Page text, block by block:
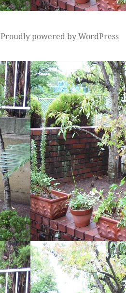
Proudly powered by WordPress